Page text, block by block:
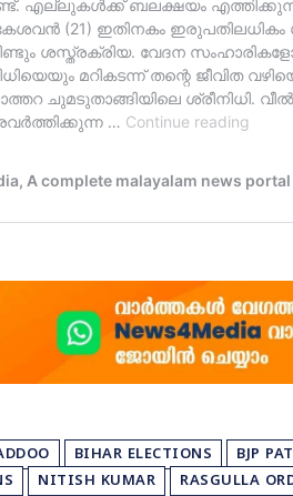
BIHAR ELECTIONS BJP
NITISH KUMAR RASGULLA